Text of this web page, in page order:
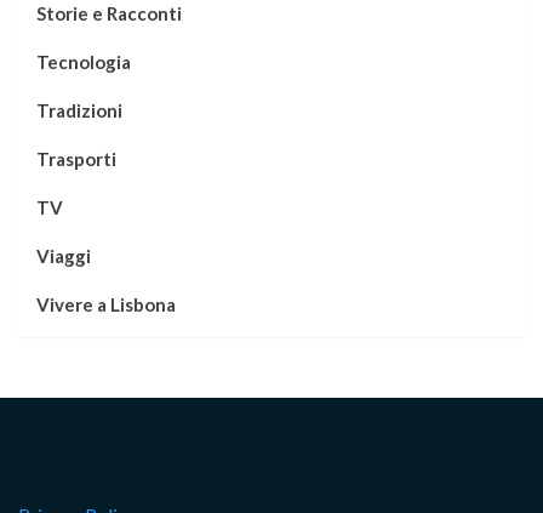
Storie e Racconti
Tecnologia
Tradizioni
Trasporti
TV
Viaggi
Vivere a Lisbona